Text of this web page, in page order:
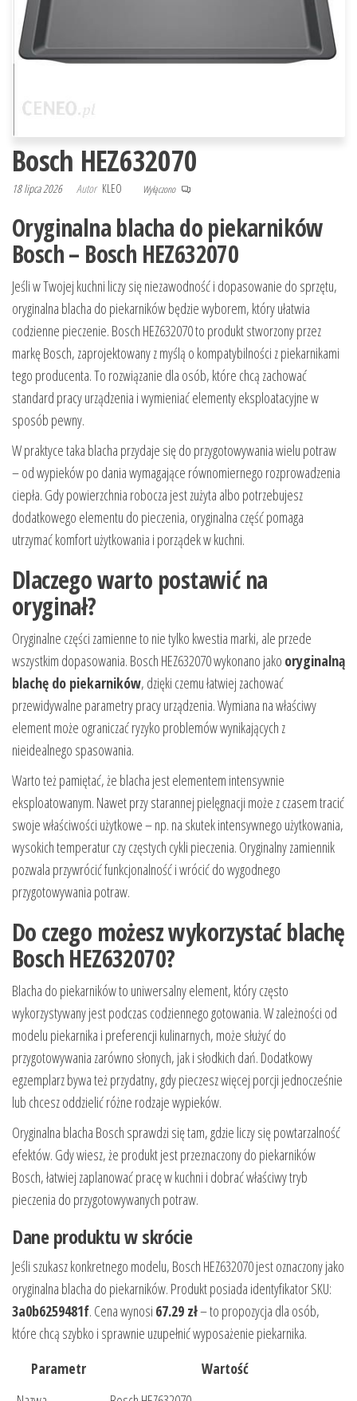
Bosch HEZ632070
18 lipca 2026 Autor KLEO Wyłączono
Oryginalna blacha do piekarników
Bosch – Bosch HEZ632070
Jeśli w Twojej kuchni liczy się niezawodność i dopasowanie do sprzętu,
oryginalna blacha do piekarników będzie wyborem, który ułatwia
codzienne pieczenie. Bosch HEZ632070 to produkt stworzony przez
markę Bosch, zaprojektowany z myślą o kompatybilności z piekarnikami
tego producenta. To rozwiązanie dla osób, które chcą zachować
standard pracy urządzenia i wymieniać elementy eksploatacyjne w
sposób pewny.
W praktyce taka blacha przydaje się do przygotowywania wielu potraw
– od wypieków po dania wymagające równomiernego rozprowadzenia
ciepła. Gdy powierzchnia robocza jest zużyta albo potrzebujesz
dodatkowego elementu do pieczenia, oryginalna część pomaga
utrzymać komfort użytkowania i porządek w kuchni.
Dlaczego warto postawić na
oryginał?
Oryginalne części zamienne to nie tylko kwestia marki, ale przede
wszystkim dopasowania. Bosch HEZ632070 wykonano jako oryginalną
blachę do piekarników, dzięki czemu łatwiej zachować
przewidywalne parametry pracy urządzenia. Wymiana na właściwy
element może ograniczać ryzyko problemów wynikających z
nieidealnego spasowania.
Warto też pamiętać, że blacha jest elementem intensywnie
eksploatowanym. Nawet przy starannej pielęgnacji może z czasem tracić
swoje właściwości użytkowe – np. na skutek intensywnego użytkowania,
wysokich temperatur czy częstych cykli pieczenia. Oryginalny zamiennik
pozwala przywrócić funkcjonalność i wrócić do wygodnego
przygotowywania potraw.
Do czego możesz wykorzystać blachę
Bosch HEZ632070?
Blacha do piekarników to uniwersalny element, który często
wykorzystywany jest podczas codziennego gotowania. W zależności od
modelu piekarnika i preferencji kulinarnych, może służyć do
przygotowywania zarówno słonych, jak i słodkich dań. Dodatkowy
egzemplarz bywa też przydatny, gdy pieczesz więcej porcji jednocześnie
lub chcesz oddzielić różne rodzaje wypieków.
Oryginalna blacha Bosch sprawdzi się tam, gdzie liczy się powtarzalność
efektów. Gdy wiesz, że produkt jest przeznaczony do piekarników
Bosch, łatwiej zaplanować pracę w kuchni i dobrać właściwy tryb
pieczenia do przygotowywanych potraw.
Dane produktu w skrócie
Jeśli szukasz konkretnego modelu, Bosch HEZ632070 jest oznaczony jako
oryginalna blacha do piekarników. Produkt posiada identyfikator SKU:
3a0b6259481f. Cena wynosi 67.29 zł– to propozycja dla osób,
które chcą szybko i sprawnie uzupełnić wyposażenie piekarnika.
Parametr
Wartość